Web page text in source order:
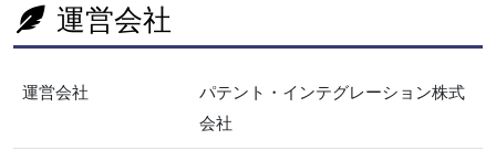
運営会社
運営会社
パテント・インテグレーション株式
会社